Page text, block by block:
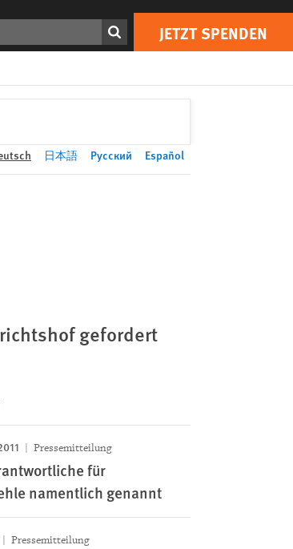
JETZT SPENDEN
Print JETZT SPENDEN
日本語 Русский Español
gefordert
Pressemitteilung
für
namentlich genannt
Pressemitteilung